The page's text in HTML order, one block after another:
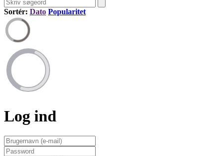
Sortér: Dato Popularitet
Log ind